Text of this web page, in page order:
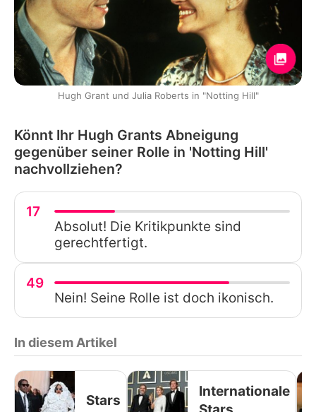
Hugh Grant und Julia Roberts in "Notting Hill"
Könnt Ihr Hugh Grants Abneigung
gegenüber seiner Rolle in 'Notting Hill'
nachvollziehen?
17
Absolut! Die Kritikpunkte sind
gerechtfertigt.
49
Nein! Seine Rolle ist doch ikonisch.
In diesem Artikel
Stars
Internationale